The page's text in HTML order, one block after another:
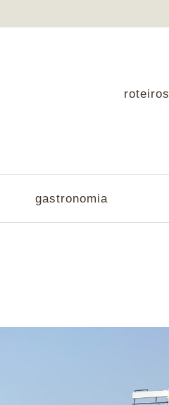
roteiros
gastronomia